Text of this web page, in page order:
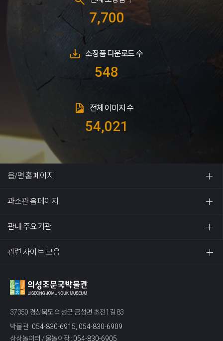
7,700
소장품 다운로드 수
548
전체 이미지 수
54,021
읍/면 홈페이지
과소관 홈페이지
관내 주요기관
관련 사이트 모음
37350 경상북도 의성군 금성면 초전1길 83
박물관 : 054-830-6915, 054-830-6909
상상놀이터 / 물놀이장 : 054-830-6905